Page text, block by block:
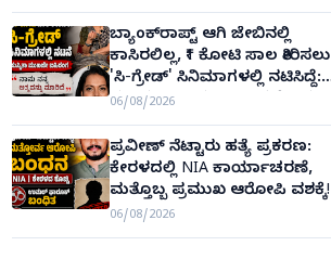
ಬ್ಯಾಂಕ್‌ರಾಪ್ಟ್‌ ಆಗಿ ಜೇಬಿನಲ್ಲಿ
ಕಾಸಿರಲಿಲ್ಲ, ₹1 ಕೋಟಿ ಸಾಲ ತೀರಿಸಲು
'ಸಿ-ಗ್ರೇಡ್' ಸಿನಿಮಾಗಳಲ್ಲಿ ನಟಿಸಿದ್ದೆ:
ನಟಿ ಸುಸ್ಮಿತಾ ಮುಖರ್ಜಿ ಕಣ್ಣೀರಿನ
ಹಣೆಬರಹ!
06/08/2026
ಪ್ರವೀಣ್ ನೆಟ್ಟಾರು ಹತ್ಯೆ ಪ್ರಕರಣ:
ಕೇರಳದಲ್ಲಿ NIA ಕಾರ್ಯಾಚರಣೆ,
ಮತ್ತೊಬ್ಬ ಪ್ರಮುಖ ಆರೋಪಿ ವಶಕ್ಕೆ!
06/08/2026